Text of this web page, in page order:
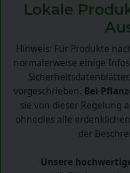
Lokale
Hinweis: Für Produkte
normalerweise einige
vorgeschrieben. Bei
sie von dieser Regelung
ohnedies alle
der
Unsere